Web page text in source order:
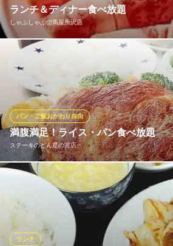
本格中華料理
西武池袋線所沢駅西口 徒歩3分
埼玉県所沢市日吉町8-10 MOTOビル1F
ランチ＆ディナー食べ放題
しゃぶしゃぶ但馬屋所沢店
但馬屋では、肉屋直送の上質なお肉とこ
ってもリーズナブルなお値段で食べ放題
ルでスタイリッシュなしゃぶしゃぶ屋さん
おすすめランチメニュー
ヘルシー大山鶏ランチ
130g 1,450円(税込)
やわらか豚ロースランチ
130g 1,500円(税込)
ぎゅっと旨味の牛肉ランチ
130ｇ 1,680円(税込)
ランチメニューをもっ
満腹満足！ライス・パン食べ放題
ステーキのどん星の宮店
パン・ご飯おかわり自由
ランチメニューには、ライスとパンのお
す。しかも「ライスかパン」ではなく「ラ
K！炊き立てのご飯と、オーブンで温め
しみください。
ランチ